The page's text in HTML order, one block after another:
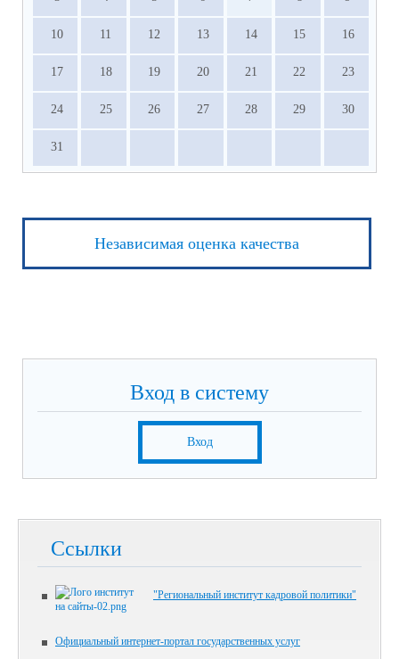
10 11 12 13 14 15 16
17 18 19 20 21 22 23
24 25 26 27 28 29 30
31
Независимая оценка качества
Вход в систему
Вход
Ссылки
"Региональный институт кадровой политики"
Официальный интернет-портал государственных услуг